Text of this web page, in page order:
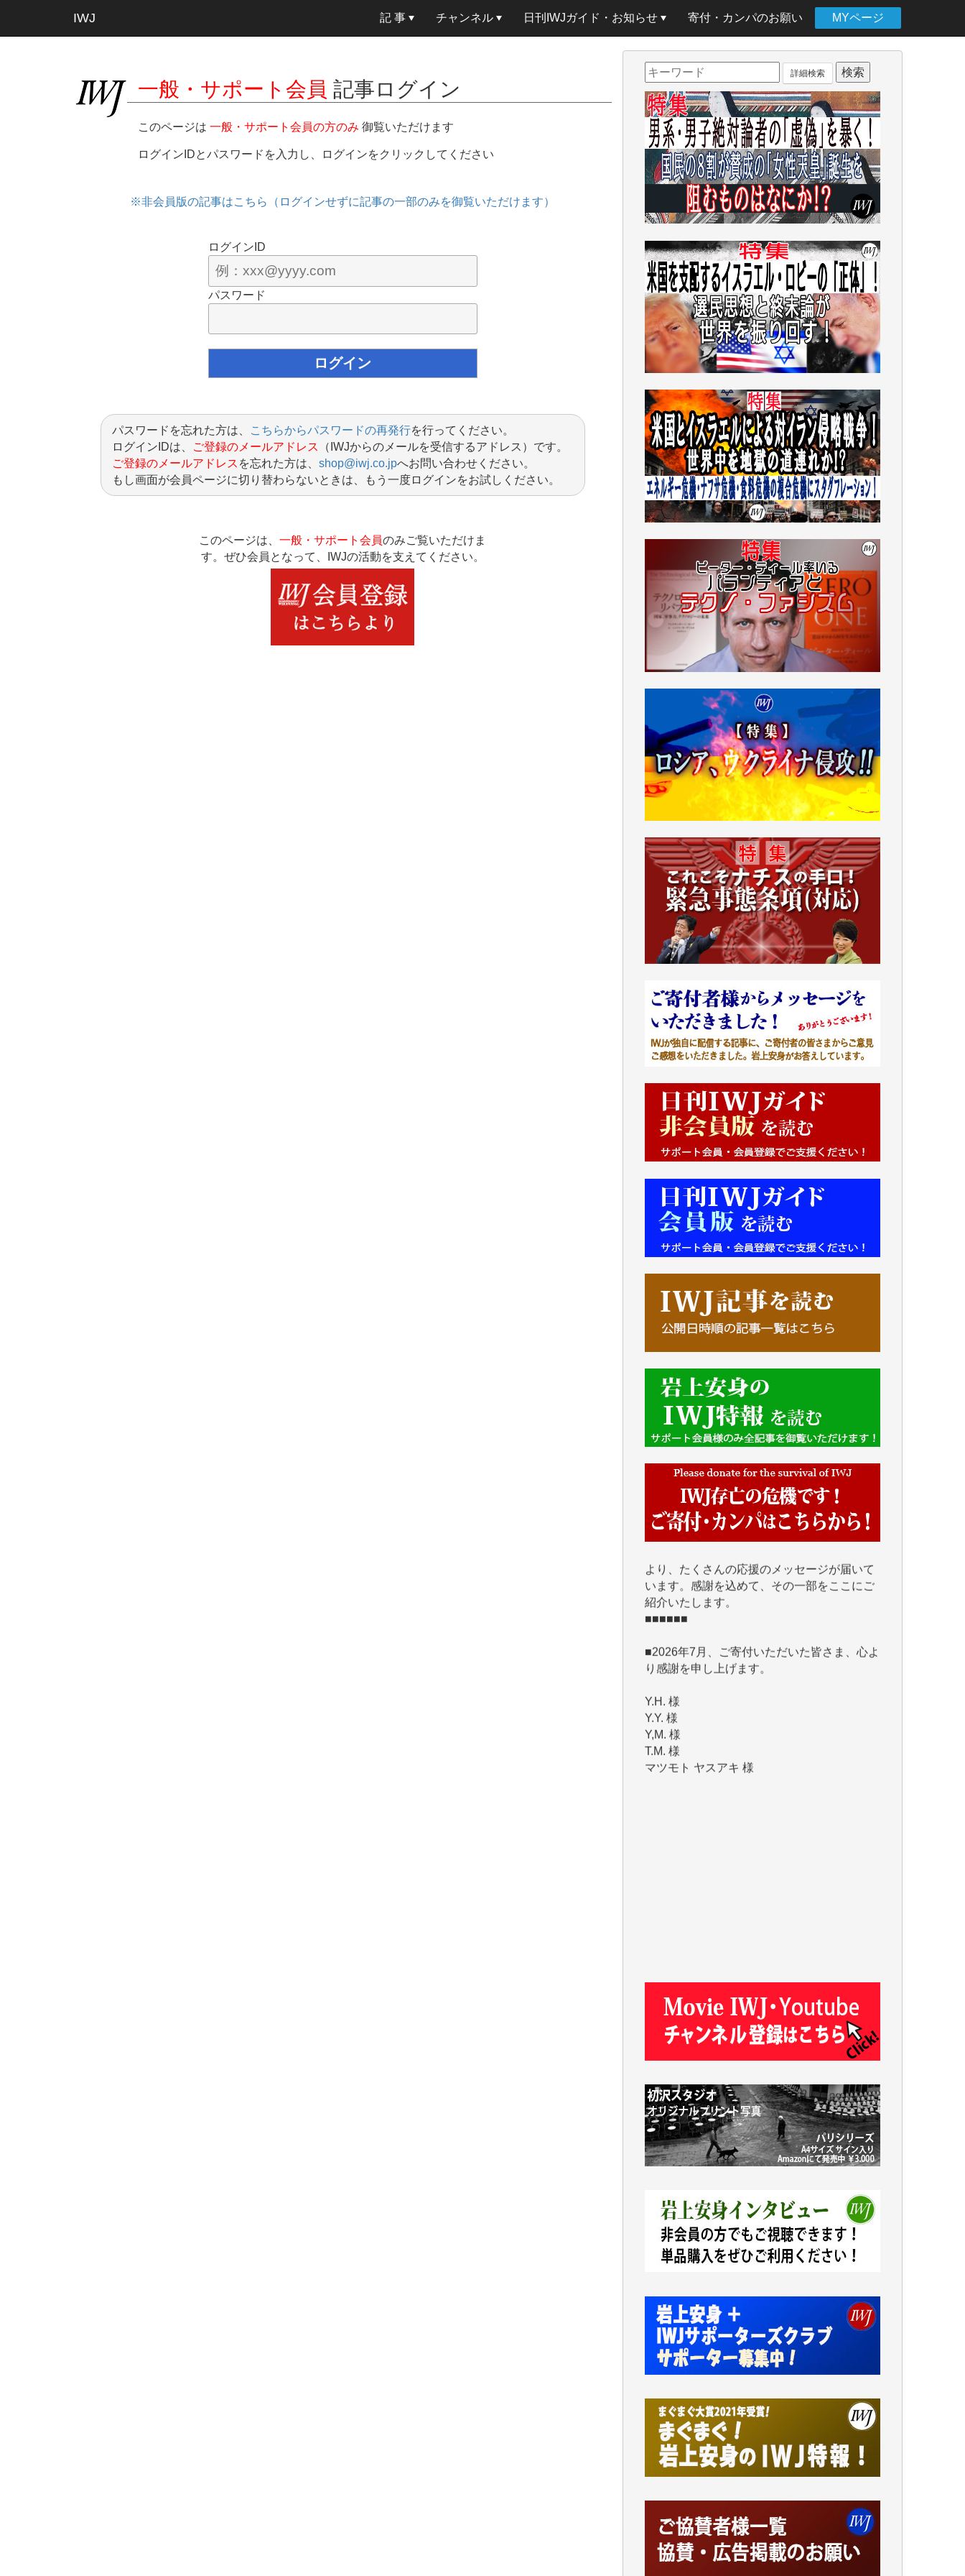
IWJ 記 事 チャンネル 日刊IWJガイド・お知らせ 寄付・カンパのお願い MYページ
一般・サポート会員 記事ログイン
このページは 一般・サポート会員の方のみ 御覧いただけます
ログインIDとパスワードを入力し、ログインをクリックしてください
※非会員版の記事はこちら（ログインせずに記事の一部のみを御覧いただけます）
ログインID
パスワード
パスワードを忘れた方は、 こちらからパスワードの再発行を行ってください。
ログインIDは、
ご登録のメールアドレス （IWJからのメールを受信するアドレス）です。
ご登録のメールアドレス を忘れた方は、 shop@iwj.co.jpへお問い合わせください。
もし画面が会員ページに切り替わらないときは、もう一度ログインをお試しください。
このページは、 一般・サポート会員のみご覧いただけま
す。ぜひ会員となって、IWJの活動を支えてください。
詳細検索
■■■■■■
IWJには、ご寄付・カンパをいただいた方々
より、たくさんの応援のメッセージが届いて
紹介いたします。
■■■■■■
■2026年7月、ご寄付いただいた皆さま、心よ
Y.H. 様
Y,M. 様
T.M. 様
マツモト ヤスアキ 様
マシオン 恵美香 様
岩井 祐子 様
T.K. 様
ASAKO TAKAESU 様
マシオン恵美香 様
平野智生 様
徳山匡 様
金 盛起 様
塩川 晃平 様
松本益美 様
井出 隆太 様
及川昭男 様
藤田英之 様
藤岡比左志 様
井出 隆太 様
小池説夫 様
アオキカナメ 様
諸般の事情によりIWJ会費払えず今は非会員
です。市民側に立つ講演会にIWJのカメラマ
ンをよく拝見しております。コンテンツが失
われるのはあまりにもったいない。少しでも
お役立てください。（H.O.様）
今日、僅かですがカンパしました。（T.M.
様）
今日、僅かですがカンパしました。IWJの危
機を乗り切るには到底及ばない額ですが病気
パです。
かねてよりIWJが発してきた膨大な取材記事
や解説記事、そして各界の方々とのインタビ
ューは大袈裟ではなく、極めて重要な知的財
産だと思っています。